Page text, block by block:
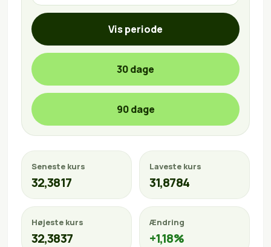
Vis periode
30 dage
90 dage
Seneste kurs
32,3817
Laveste kurs
31,8784
Højeste kurs
32,3837
Ændring
+1,18%